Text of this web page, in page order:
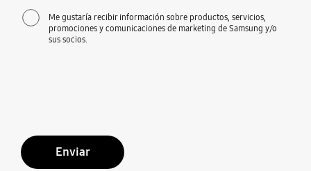
Me gustaría recibir información sobre productos, servicios,
promociones y comunicaciones de marketing de Samsung y/o
sus socios.
Enviar